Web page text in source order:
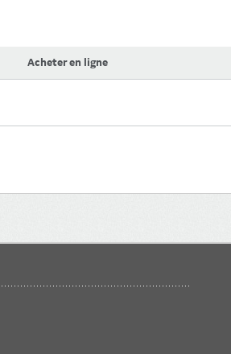
Acheter en ligne